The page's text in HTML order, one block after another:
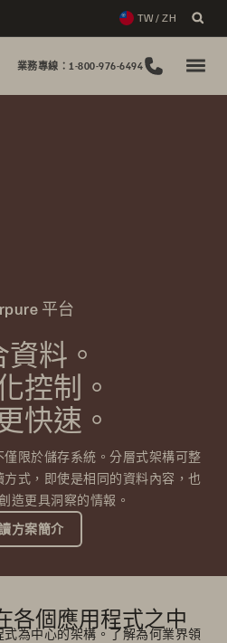
TW / ZH
業務專線：1-800-976-6494
平台
料。
控制。
快速。
僅限於儲存系統。分層式架構可整
式，即使是相同的資料內容，也
造更具洞察的情報。
方案簡介
各個應用程式之中
為中心的架構。了解為何業界領